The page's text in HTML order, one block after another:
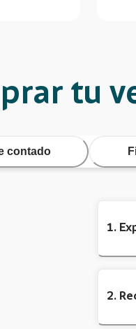
tu
contado
1.
2.